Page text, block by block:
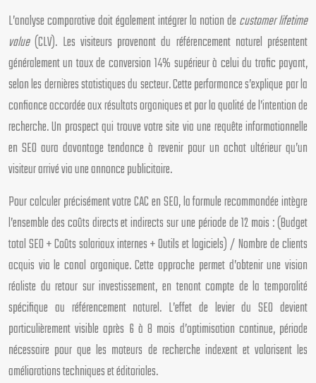
L’analyse comparative doit également intégrer la notion decustomer lifetime
value(CLV). Les visiteurs provenant du référencement naturel présentent
généralement un taux de conversion 14% supérieur à celui du trafic payant,
selon les dernières statistiques du secteur. Cette performance s’explique par la
confiance accordée aux résultats organiques et par la qualité de l’intention de
recherche. Un prospect qui trouve votre site via une requête informationnelle
en SEO aura davantage tendance à revenir pour un achat ultérieur qu’un
visiteur arrivé via une annonce publicitaire.
Pour calculer précisément votre CAC en SEO, la formule recommandée intègre
l’ensemble des coûts directs et indirects sur une période de 12 mois : (Budget
total SEO + Coûts salariaux internes + Outils et logiciels) / Nombre de clients
acquis via le canal organique. Cette approche permet d’obtenir une vision
réaliste du retour sur investissement, en tenant compte de la temporalité
spécifique au référencement naturel. L’effet de levier du SEO devient
particulièrement visible après 6 à 8 mois d’optimisation continue, période
nécessaire pour que les moteurs de recherche indexent et valorisent les
améliorations techniques et éditoriales.